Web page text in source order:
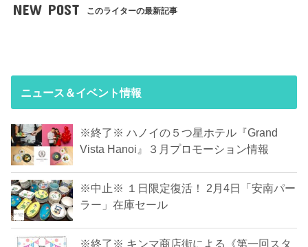
NEW POST このライターの最新記事
ニュース＆イベント情報
※終了※ ハノイの５つ星ホテル『Grand
Vista Hanoi』３月プロモーション情報
※中止※ １日限定復活！ 2月4日「安南パー
ラー」在庫セール
※終了※ キンマ商店街による《第一回スタ